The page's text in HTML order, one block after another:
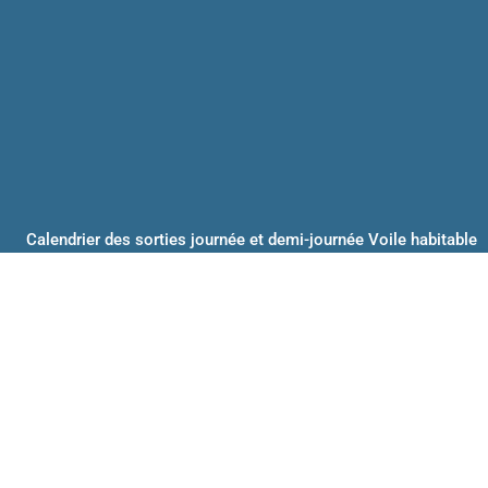
Calendrier des sorties journée et demi-journée Voile habitable